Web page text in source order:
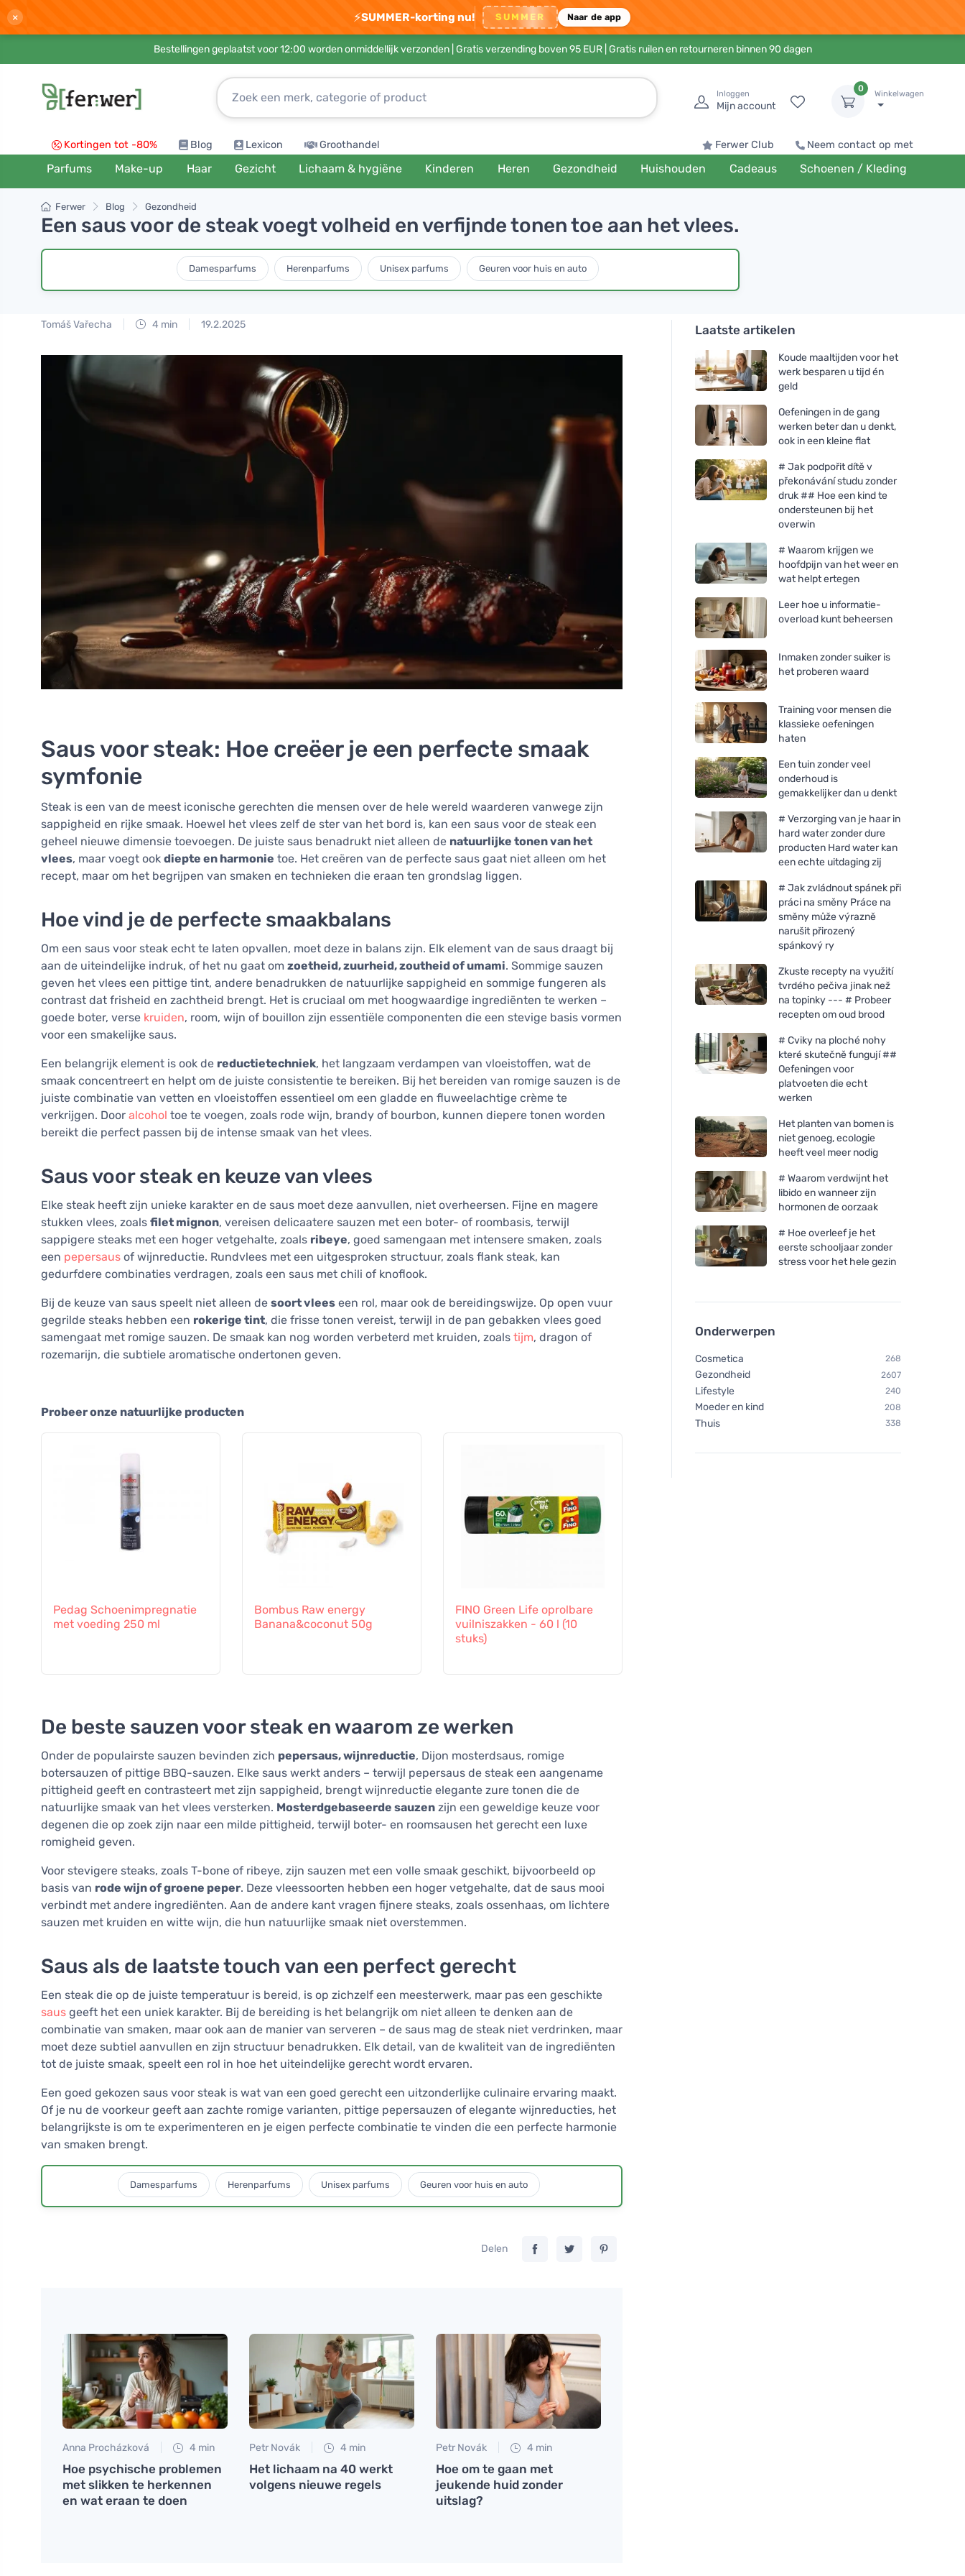
× ⚡SUMMER-korting nu! SUMMER Naar de app
Bestellingen geplaatst voor 12:00 worden onmiddellijk verzonden | Gratis verzending boven 95 EUR| Gratis ruilen en retourneren binnen 90 dagen
Inloggen
Mijn account
0
Winkelwagen
Kortingen tot -80% Blog Lexicon Groothandel Ferwer Club Neem contact op met
Parfums Make-up Haar Gezicht Lichaam & hygiëne Kinderen Heren Gezondheid Huishouden Cadeaus Schoenen / Kleding
Ferwer Blog Gezondheid
Een saus voor de steak voegt volheid en verfijnde tonen toe aan het vlees.
Damesparfums Herenparfums Unisex parfums Geuren voor huis en auto
Tomáš Vařecha 4 min 19.2.2025
Saus voor steak: Hoe creëer je een perfecte smaak
symfonie
Steak is een van de meest iconische gerechten die mensen over de hele wereld waarderen vanwege zijn
sappigheid en rijke smaak. Hoewel het vlees zelf de ster van het bord is, kan een saus voor de steak een
geheel nieuwe dimensie toevoegen. De juiste saus benadrukt niet alleen de natuurlijke tonen van het
vlees, maar voegt ook diepte en harmonie toe. Het creëren van de perfecte saus gaat niet alleen om het
recept, maar om het begrijpen van smaken en technieken die eraan ten grondslag liggen.
Hoe vind je de perfecte smaakbalans
Om een saus voor steak echt te laten opvallen, moet deze in balans zijn. Elk element van de saus draagt bij
aan de uiteindelijke indruk, of het nu gaat om zoetheid, zuurheid, zoutheid of umami. Sommige sauzen
geven het vlees een pittige tint, andere benadrukken de natuurlijke sappigheid en sommige fungeren als
contrast dat frisheid en zachtheid brengt. Het is cruciaal om met hoogwaardige ingrediënten te werken –
goede boter, verse kruiden, room, wijn of bouillon zijn essentiële componenten die een stevige basis vormen
voor een smakelijke saus.
Een belangrijk element is ook de reductietechniek, het langzaam verdampen van vloeistoffen, wat de
smaak concentreert en helpt om de juiste consistentie te bereiken. Bij het bereiden van romige sauzen is de
juiste combinatie van vetten en vloeistoffen essentieel om een gladde en fluweelachtige crème te
verkrijgen. Door alcohol toe te voegen, zoals rode wijn, brandy of bourbon, kunnen diepere tonen worden
bereikt die perfect passen bij de intense smaak van het vlees.
Saus voor steak en keuze van vlees
Elke steak heeft zijn unieke karakter en de saus moet deze aanvullen, niet overheersen. Fijne en magere
stukken vlees, zoals filet mignon, vereisen delicaatere sauzen met een boter- of roombasis, terwijl
sappigere steaks met een hoger vetgehalte, zoals ribeye, goed samengaan met intensere smaken, zoals
een pepersaus of wijnreductie. Rundvlees met een uitgesproken structuur, zoals flank steak, kan
gedurfdere combinaties verdragen, zoals een saus met chili of knoflook.
Bij de keuze van saus speelt niet alleen de soort vlees een rol, maar ook de bereidingswijze. Op open vuur
gegrilde steaks hebben een rokerige tint, die frisse tonen vereist, terwijl in de pan gebakken vlees goed
samengaat met romige sauzen. De smaak kan nog worden verbeterd met kruiden, zoals tijm, dragon of
rozemarijn, die subtiele aromatische ondertonen geven.
Probeer onze natuurlijke producten
Pedag Schoenimpregnatie
met voeding 250 ml
Bombus Raw energy
Banana&coconut 50g
FINO Green Life oprolbare
vuilniszakken - 60 l (10
stuks)
De beste sauzen voor steak en waarom ze werken
Onder de populairste sauzen bevinden zich pepersaus, wijnreductie, Dijon mosterdsaus, romige
botersauzen of pittige BBQ-sauzen. Elke saus werkt anders – terwijl pepersaus de steak een aangename
pittigheid geeft en contrasteert met zijn sappigheid, brengt wijnreductie elegante zure tonen die de
natuurlijke smaak van het vlees versterken. Mosterdgebaseerde sauzen zijn een geweldige keuze voor
degenen die op zoek zijn naar een milde pittigheid, terwijl boter- en roomsausen het gerecht een luxe
romigheid geven.
Voor stevigere steaks, zoals T-bone of ribeye, zijn sauzen met een volle smaak geschikt, bijvoorbeeld op
basis van rode wijn of groene peper. Deze vleessoorten hebben een hoger vetgehalte, dat de saus mooi
verbindt met andere ingrediënten. Aan de andere kant vragen fijnere steaks, zoals ossenhaas, om lichtere
sauzen met kruiden en witte wijn, die hun natuurlijke smaak niet overstemmen.
Saus als de laatste touch van een perfect gerecht
Een steak die op de juiste temperatuur is bereid, is op zichzelf een meesterwerk, maar pas een geschikte
saus geeft het een uniek karakter. Bij de bereiding is het belangrijk om niet alleen te denken aan de
combinatie van smaken, maar ook aan de manier van serveren – de saus mag de steak niet verdrinken, maar
moet deze subtiel aanvullen en zijn structuur benadrukken. Elk detail, van de kwaliteit van de ingrediënten
tot de juiste smaak, speelt een rol in hoe het uiteindelijke gerecht wordt ervaren.
Een goed gekozen saus voor steak is wat van een goed gerecht een uitzonderlijke culinaire ervaring maakt.
Of je nu de voorkeur geeft aan zachte romige varianten, pittige pepersauzen of elegante wijnreducties, het
belangrijkste is om te experimenteren en je eigen perfecte combinatie te vinden die een perfecte harmonie
van smaken brengt.
Damesparfums Herenparfums Unisex parfums Geuren voor huis en auto
Delen
Anna Procházková 4 min
Hoe psychische problemen
met slikken te herkennen
en wat eraan te doen
Petr Novák 4 min
Het lichaam na 40 werkt
volgens nieuwe regels
Petr Novák 4 min
Hoe om te gaan met
jeukende huid zonder
uitslag?
Laatste artikelen
Koude maaltijden voor het
werk besparen u tijd én
geld
Oefeningen in de gang
werken beter dan u denkt,
ook in een kleine flat
# Jak podpořit dítě v
překonávání studu zonder
druk ## Hoe een kind te
ondersteunen bij het
overwin
# Waarom krijgen we
hoofdpijn van het weer en
wat helpt ertegen
Leer hoe u informatie-
overload kunt beheersen
Inmaken zonder suiker is
het proberen waard
Training voor mensen die
klassieke oefeningen
haten
Een tuin zonder veel
onderhoud is
gemakkelijker dan u denkt
# Verzorging van je haar in
hard water zonder dure
producten Hard water kan
een echte uitdaging zij
# Jak zvládnout spánek při
práci na směny Práce na
směny může výrazně
narušit přirozený
spánkový ry
Zkuste recepty na využití
tvrdého pečiva jinak než
na topinky --- # Probeer
recepten om oud brood
# Cviky na ploché nohy
které skutečně fungují ##
Oefeningen voor
platvoeten die echt
werken
Het planten van bomen is
niet genoeg, ecologie
heeft veel meer nodig
# Waarom verdwijnt het
libido en wanneer zijn
hormonen de oorzaak
# Hoe overleef je het
eerste schooljaar zonder
stress voor het hele gezin
Onderwerpen
Cosmetica 268
Gezondheid 2607
Lifestyle 240
Moeder en kind 208
Thuis 338